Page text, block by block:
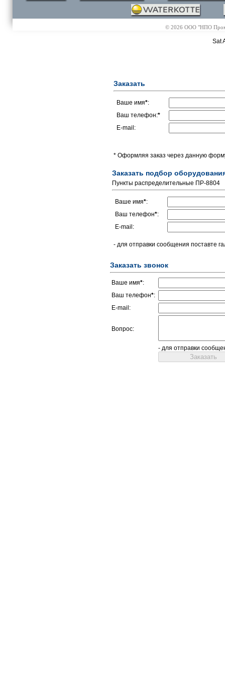
© 2026 ООО "НПО
Sat
Заказать
Ваше имя*:
Ваш телефон:*
E-mail:
* Оформляя заказ через данную
Заказать подбор
Пункты распределительные ПР-8804
Ваше имя*:
Ваш телефон*:
E-mail:
- для отправки сообщения поставте
Заказать звонок
Ваше имя*:
Ваш телефон*:
E-mail:
Вопрос:
- для отправки